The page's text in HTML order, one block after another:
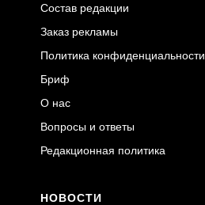
Состав редакции
Заказ рекламы
Политика конфиденциальности
Бриф
О нас
Вопросы и ответы
Редакционная политика
НОВОСТИ